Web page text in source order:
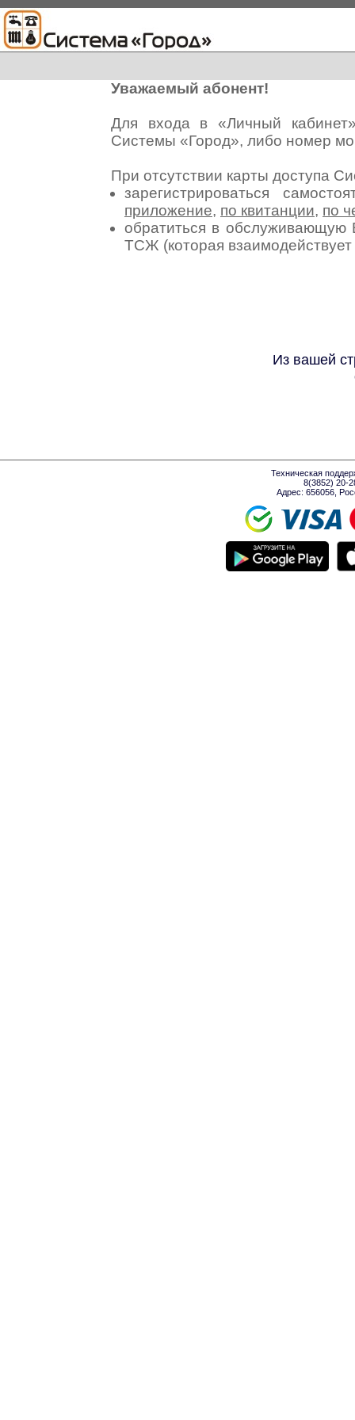
Уважаемый абонент!
Для входа в «Личный
Системы «Город», либо номер
При отсутствии карты доступа
зарегистрироваться
приложение, по квитанции, по
обратиться в
ТСЖ (которая
Из вашей
Техническая
8(3852) 20-
Адрес: 656056,